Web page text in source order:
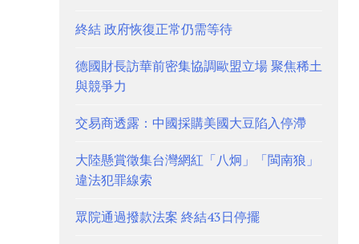
終結 政府恢復正常仍需等待
德國財長訪華前密集協調歐盟立場 聚焦稀土
與競爭力
交易商透露：中國採購美國大豆陷入停滯
大陸懸賞徵集台灣網紅「八炯」「閩南狼」
違法犯罪線索
眾院通過撥款法案 終結43日停擺